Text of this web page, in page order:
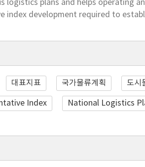
logistics plans and helps operating
index development required to
대표지표 국가물류계획 도시
Index National Logistics